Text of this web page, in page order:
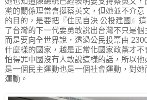
黨的關係理當會挺蔡英文，但她並不介
的目的，是要把『住民自決 公投建國』
了台灣的下一代要勇敢說出台灣不只是個
而是要向全世界說，透過公民投票由
什麼樣的國家，越是正常化國家政黨才不
怕得罪中國沒有人敢說這樣的話，所以他
是一個民主運動也是一個社會運動，對
運動。